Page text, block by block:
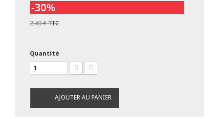
-30%
2,40 €TTC
Quantité
AJOUTER AU PANIER